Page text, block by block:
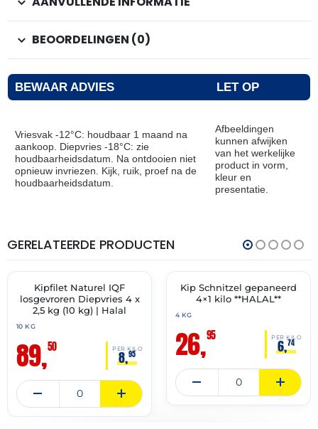
BEOORDELINGEN (0)
BEWAAR ADVIES LET OP
Vriesvak -12°C: houdbaar 1 maand na
aankoop. Diepvries -18°C: zie
houdbaarheidsdatum. Na ontdooien niet
opnieuw invriezen. Kijk, ruik, proef na de
houdbaarheidsdatum.
Afbeeldingen
kunnen afwijken
van het werkelijke
product in vorm,
kleur en
presentatie.
GERELATEERDE PRODUCTEN
🔥 OP=OP
THT:
27-
Kipfilet Naturel IQF
losgevroren Diepvries 4 x
2,5 kg (10 kg) | Halal
10 KG
89,50 PER KILO
8,95
✓ VAST ASSORTIMENT
Kip Schnitzel gepaneerd
4×1 kilo **HALAL**
4 KG
26,95 PER KILO
6,74